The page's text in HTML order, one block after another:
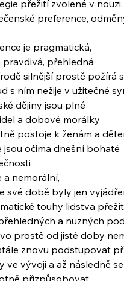
přežití zvolené v nouzi,
preference,
je pragmatická,
pravdivá, přehledná
silnější prostě požírá
s ním nežije v užitečné
dějiny jsou plné
a dobové morálky
postoje k ženám a
jsou očima dnešní bohaté
a nemorální,
své době byly jen
touhy lidstva přežít
a nuzných
prostě od jisté doby
znovu podstupovat
ve vývoji a až následně